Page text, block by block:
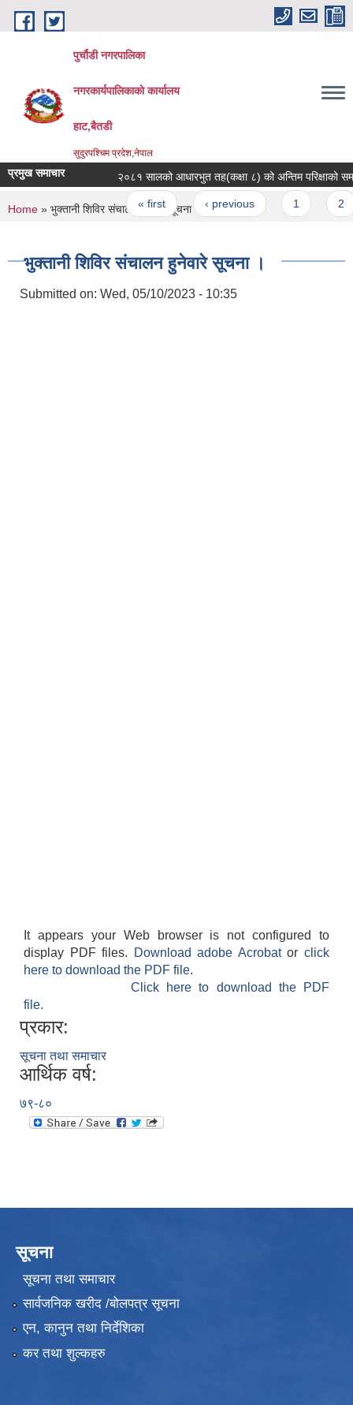
Skip to main content
पुर्चौडी नगरपालिका
नगरकार्यपालिकाकाे कार्यालय
हाट,बैतडी
सुदुरपश्चिम प्रदेश,नेपाल
प्रमुख समाचार २०८१ सालको आधारभुत तह(कक्षा ८) को अन्तिम परिक्षाको समय
Pages
« first ‹ previous
You are here
Home » भुक्तानी शिविर संचालन हुनेवारे सूचना ।
भुक्तानी शिविर संचालन हुनेवारे सूचना ।
Submitted on: Wed, 05/10/2023 - 10:35
It appears your Web browser is not configured to
display PDF files.
Download adobe Acrobatorclick
here to download the PDF file.
Click here to download the PDF
file.
प्रकार:
सूचना तथा समाचार
आर्थिक वर्ष:
७९-८०
सूचना
सूचना तथा समाचार
सार्वजनिक खरीद /बोलपत्र सूचना
एन, कानुन तथा निर्देशिका
कर तथा शुल्कहरु